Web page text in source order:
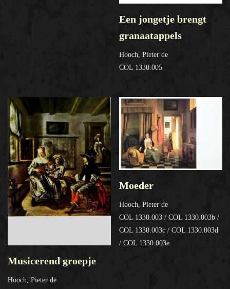
Een jongetje brengt
granaatappels
Hooch, Pieter de
COL 1330.005
Musicerend groepje
Hooch, Pieter de
Moeder
Hooch, Pieter de
COL 1330.003 / COL 1330.003b /
COL 1330.003c / COL 1330.003d
/ COL 1330.003e